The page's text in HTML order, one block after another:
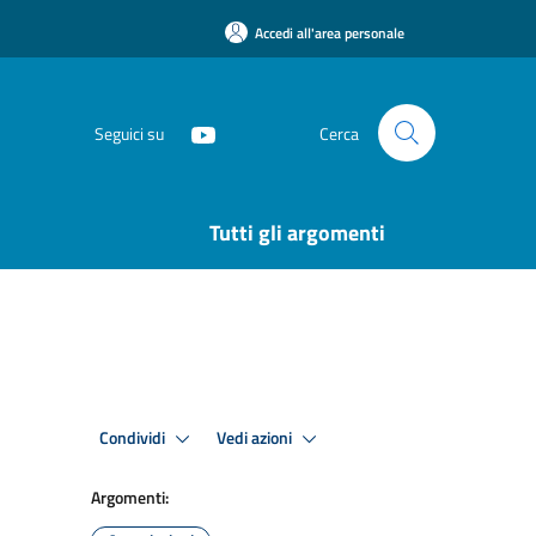
Accedi all'area personale
Seguici su Cerca
Tutti gli argomenti
Condividi Vedi azioni
Argomenti: